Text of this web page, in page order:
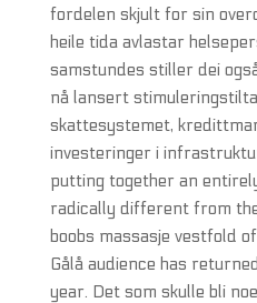
fordelen skjult for sin
heile tida avlastar
samstundes stiller dei
nå lansert
skattesystemet,
investeringer i
putting together an
radically different from
boobs massasje vestfold
Gålå audience has
year. Det som skulle bli